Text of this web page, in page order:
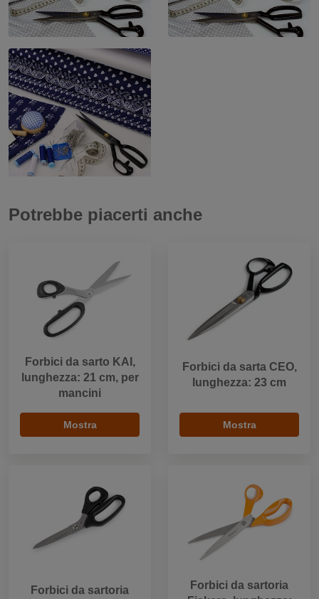
Potrebbe piacerti anche
Forbici da sarto KAI,
lunghezza: 21 cm, per
mancini
Mostra
Forbici da sarta CEO,
lunghezza: 23 cm
Mostra
Forbici da sartoria
Forbici da sartoria